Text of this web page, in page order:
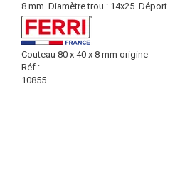
8 mm. Diamètre trou : 14x25. Déport...
Couteau 80 x 40 x 8 mm origine
Réf :
10855